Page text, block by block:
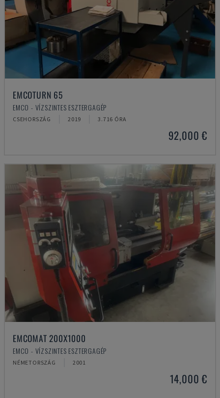
EMCOTURN 65
EMCO - VÍZSZINTES ESZTERGAGÉP
CSEHORSZÁG 2019 3.716 ÓRA
92,000 €
EMCOMAT 200X1000
EMCO - VÍZSZINTES ESZTERGAGÉP
NÉMETORSZÁG 2001
14,000 €